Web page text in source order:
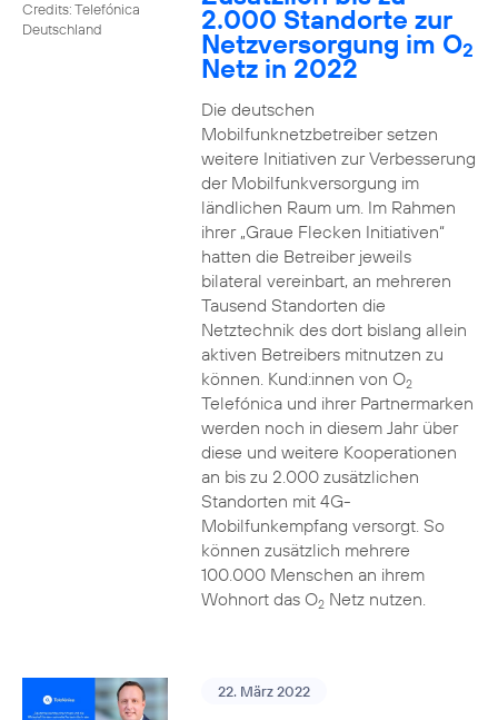
Credits: Telefónica
Deutschland
2.000 Standorte zur
Netzversorgung im O2
Netz in 2022
Die deutschen
Mobilfunknetzbetreiber setzen
weitere Initiativen zur Verbesserung
der Mobilfunkversorgung im
ländlichen Raum um. Im Rahmen
ihrer „Graue Flecken Initiativen“
hatten die Betreiber jeweils
bilateral vereinbart, an mehreren
Tausend Standorten die
Netztechnik des dort bislang allein
aktiven Betreibers mitnutzen zu
können. Kund:innen von O2
Telefónica und ihrer Partnermarken
werden noch in diesem Jahr über
diese und weitere Kooperationen
an bis zu 2.000 zusätzlichen
Standorten mit 4G-
Mobilfunkempfang versorgt. So
können zusätzlich mehrere
100.000 Menschen an ihrem
Wohnort das O2Netz nutzen.
22. März 2022